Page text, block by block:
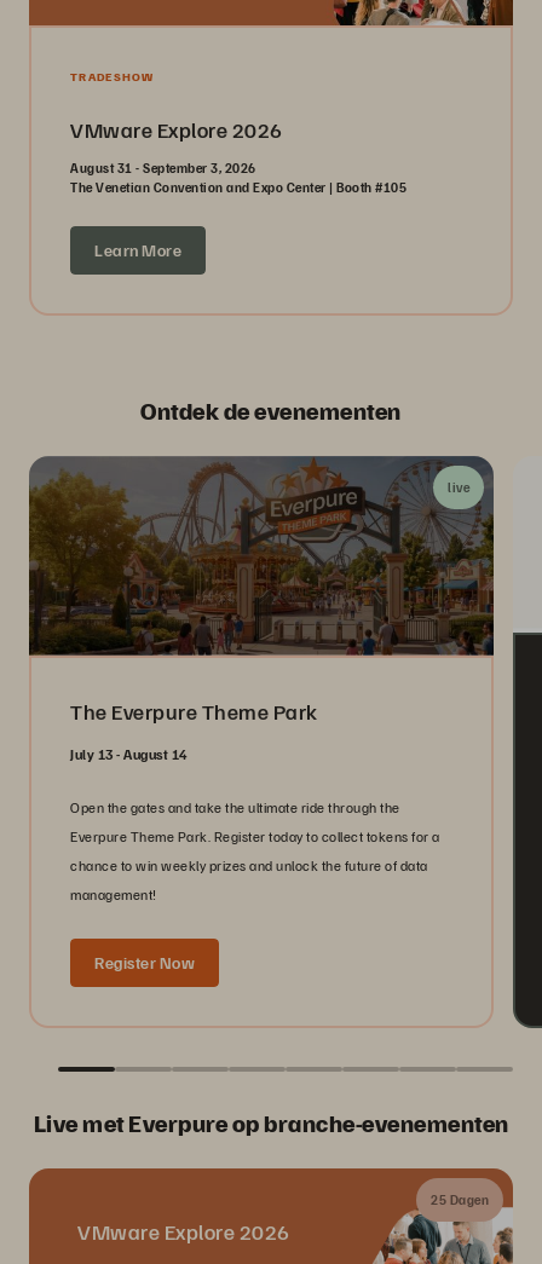
TRADESHOW
VMware Explore 2026
August 31 - September 3, 2026
The Venetian Convention and Expo Center | Booth #105
Learn More
Ontdek de evenementen
live
The Everpure Theme Park
July 13 - August 14
Open the gates and take the ultimate ride through the
Everpure Theme Park. Register today to collect tokens for a
chance to win weekly prizes and unlock the future of data
management!
Register Now
Live met Everpure op branche-evenementen
25 Dagen
VMware Explore 2026